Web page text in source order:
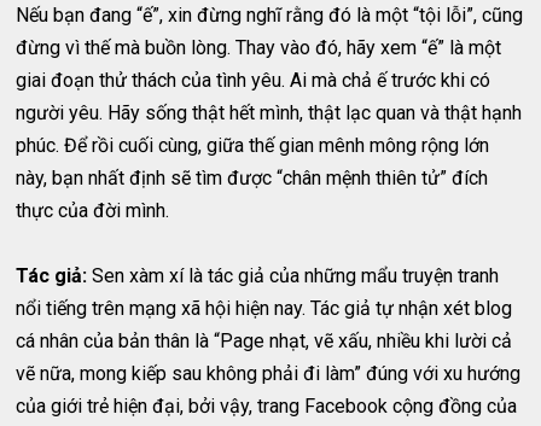
Nếu bạn đang “ế”, xin đừng nghĩ rằng đó là một “tội lỗi”, cũng
đừng vì thế mà buồn lòng. Thay vào đó, hãy xem “ế” là một
giai đoạn thử thách của tình yêu. Ai mà chả ế trước khi có
người yêu. Hãy sống thật hết mình, thật lạc quan và thật hạnh
phúc. Để rồi cuối cùng, giữa thế gian mênh mông rộng lớn
này, bạn nhất định sẽ tìm được “chân mệnh thiên tử” đích
thực của đời mình.
Tác giả:Sen xàm xí là tác giả của những mẩu truyện tranh
nổi tiếng trên mạng xã hội hiện nay. Tác giả tự nhận xét blog
cá nhân của bản thân là “Page nhạt, vẽ xấu, nhiều khi lười cả
vẽ nữa, mong kiếp sau không phải đi làm” đúng với xu hướng
của giới trẻ hiện đại, bởi vậy, trang Facebook cộng đồng của